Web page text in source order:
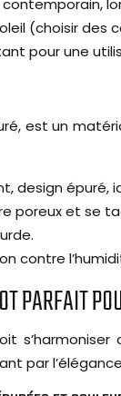
(choisir des
pour une
est un
design épuré,
poreux et se
contre
PARFAIT
par